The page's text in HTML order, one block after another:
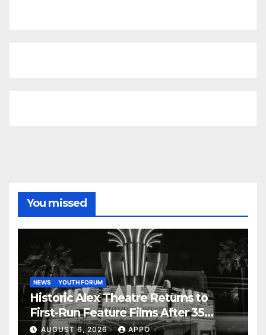
You missed
NEWS YOUTH FORUM
Historic Alex Theatre Returns to
First-Run Feature Films After 35
Years
AUGUST 6, 2026 APPO